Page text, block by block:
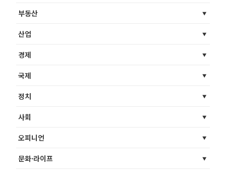
부동산
산업
경제
국제
정치
사회
오피니언
문화·라이프